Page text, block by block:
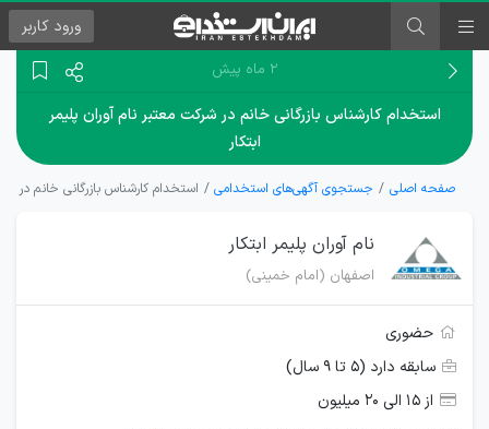
ورود کاربر
۲ ماه پیش
استخدام کارشناس بازرگانی خانم در شرکت معتبر نام آوران پلیمر
ابتکار
صفحه اصلی جستجوی آگهی‌های استخدامی استخدام کارشناس بازرگانی خانم در
نام آوران پلیمر ابتکار
اصفهان (امام خمینی)
حضوری
سابقه دارد (۵ تا ۹ سال)
از ۱۵ الی ۲۰ میلیون